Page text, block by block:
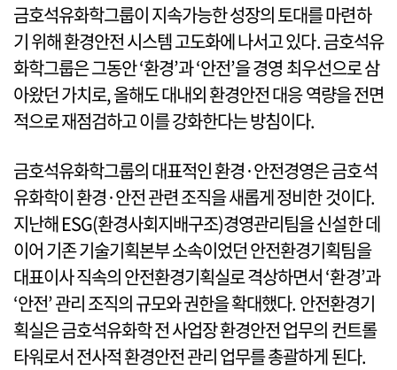
금호석유화학그룹이 지속가능한 성장의 토대를 마련하
기 위해 환경안전 시스템 고도화에 나서고 있다. 금호석유
화학그룹은 그동안 ‘환경’과 ‘안전’을 경영 최우선으로 삼
아왔던 가치로, 올해도 대내외 환경안전 대응 역량을 전면
적으로 재점검하고 이를 강화한다는 방침이다.
금호석유화학그룹의 대표적인 환경·안전경영은 금호석
유화학이 환경·안전 관련 조직을 새롭게 정비한 것이다.
지난해 ESG(환경사회지배구조)경영관리팀을 신설한 데
이어 기존 기술기획본부 소속이었던 안전환경기획팀을
대표이사 직속의 안전환경기획실로 격상하면서 ‘환경’과
‘안전’ 관리 조직의 규모와 권한을 확대했다. 안전환경기
획실은 금호석유화학 전 사업장 환경안전 업무의 컨트롤
타워로서 전사적 환경안전 관리 업무를 총괄하게 된다.